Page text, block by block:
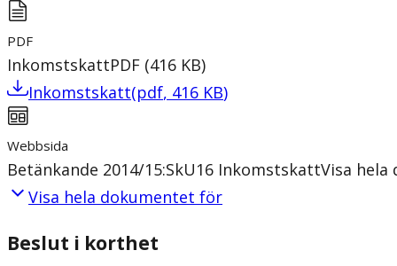
PDF
InkomstskattPDF (416 KB)
Inkomstskatt(pdf, 416 KB)
Webbsida
Betänkande 2014/15:SkU16 InkomstskattVisa hela
Visa hela dokumentet för
Beslut i korthet